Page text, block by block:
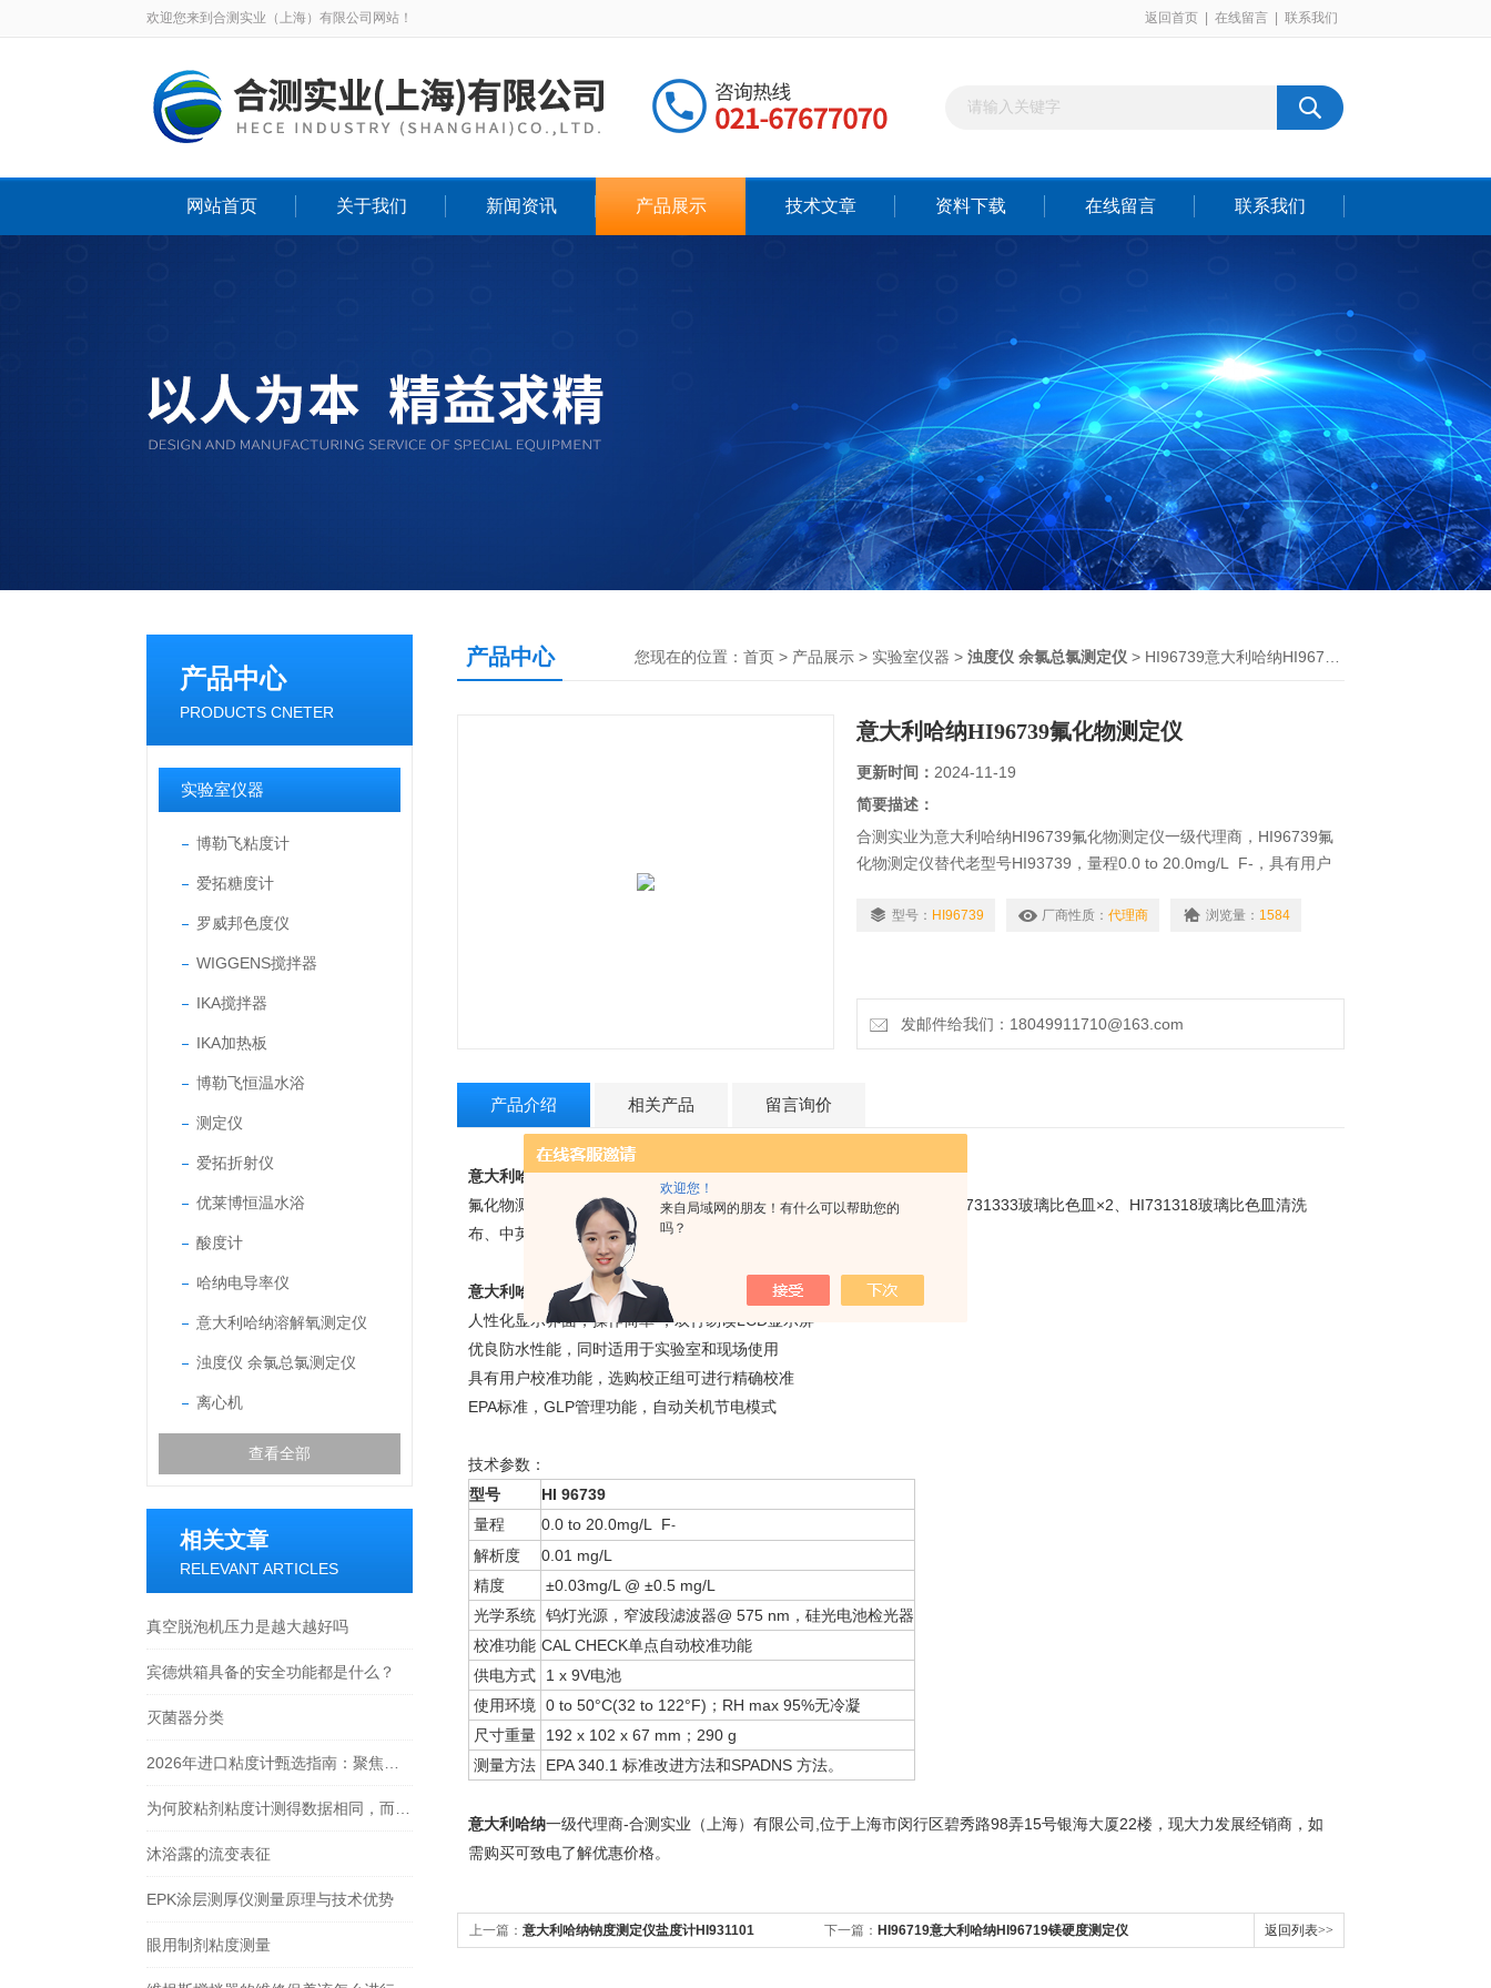
欢迎您！
来自局域网的朋友！有什么可以帮助您的
吗？
欢迎您来到合测实业（上海）有限公司网站！ 返回首页 在线留言 联系我们
网站首页 关于我们 新闻资讯 产品展示 技术文章 资料下载 在线留言 联系我们
产品中心
PRODUCTS CNETER
实验室仪器
博勒飞粘度计
爱拓糖度计
罗威邦色度仪
WIGGENS搅拌器
IKA搅拌器
IKA加热板
博勒飞恒温水浴
测定仪
爱拓折射仪
优莱博恒温水浴
酸度计
哈纳电导率仪
意大利哈纳溶解氧测定仪
浊度仪 余氯总氯测定仪
离心机
查看全部
相关文章
RELEVANT ARTICLES
真空脱泡机压力是越大越好吗
宾德烘箱具备的安全功能都是什么？
灭菌器分类
沐浴露的流变表征
EPK涂层测厚仪测量原理与技术优势
眼用制剂粘度测量
产品中心 您现在的位置： 首页 > 产品展示 > 实验室仪器 > 浊度仪 余氯总氯测定仪 > HI96739意大利哈纳HI96739氟化物测定仪
意大利哈纳HI96739氟化物测定仪
更新时间： 2024-11-19
简要描述：
合测实业为意大利哈纳HI96739氟化物测定仪一级代理商，HI96739氟
化物测定仪替代老型号HI93739，量程0.0 to 20.0mg/L F-，具有用户
型号： HI96739 厂商性质： 代理商 浏览量： 1584
发邮件给我们：18049911710@163.com
产品介绍 相关产品 留言询价
意大利哈纳HI96739氟化物测定仪-标配：
氟化物测量范围：0.0 to 20.0 mg/L F-测定，HI93739-01氟化物试剂、HI731333玻璃比色皿×2、HI731318玻璃比色皿清洗
布、中英文使用手册、携带箱
意大利哈纳HI96739氟化物测定仪
人性化显示界面，操作简单 ，双行易读LCD显示屏
优良防水性能，同时适用于实验室和现场使用
具有用户校准功能，选购校正组可进行精确校准
EPA标准，GLP管理功能，自动关机节电模式
技术参数：
型号
HI 96739
量程
0.0 to 20.0mg/L F-
解析度
0.01 mg/L
精度
±0.03mg/L @ ±0.5 mg/L
光学系统 钨灯光源，窄波段滤波器@ 575 nm，硅光电池检光器
校准功能 CAL CHECK单点自动校准功能
供电方式
1 x 9V电池
使用环境
0 to 50°C(32 to 122°F)；RH max 95%无冷凝
尺寸重量
192 x 102 x 67 mm；290 g
测量方法
EPA 340.1 标准改进方法和SPADNS 方法。
意大利哈纳一级代理商-合测实业（上海）有限公司 位于上海市闵行区碧秀路98弄15号银海大厦22楼， 现大力发展经销商，如
需购买可致电了解优惠价格。
上一篇： 意大利哈纳钠度测定仪盐度计HI931101 下一篇： HI96719意大利哈纳HI96719镁硬度测定仪 返回列表>>